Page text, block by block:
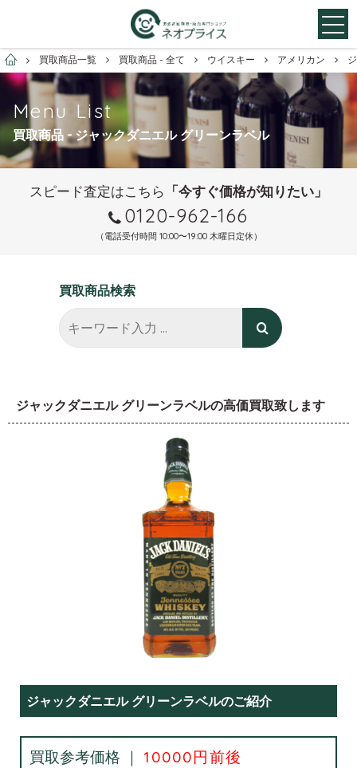
お酒買取専門店ネオプライス
買取商品一覧 買取商品 - 全て ウイスキー アメリカン
Menu List
買取商品 - ジャックダニエル グリーンラベル
スピード査定はこちら 「今すぐ価格が知りたい」
0120-962-166
（電話受付時間 10:00〜19:00 木曜日定休）
買取商品検索
ジャックダニエル グリーンラベルの高価買取致します
ジャックダニエル グリーンラベルのご紹介
買取参考価格 ｜ 10000円前後